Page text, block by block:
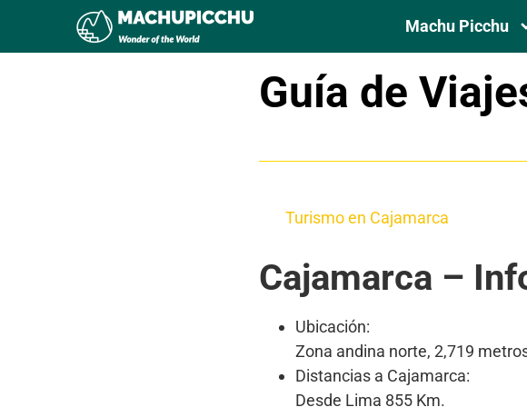
Machu Picchu
Guía de
Turismo en Cajamarca
Cajamarca –
Ubicación:
Zona andina norte, 2,719
Distancias a Cajamarca:
Desde Lima 855 Km.